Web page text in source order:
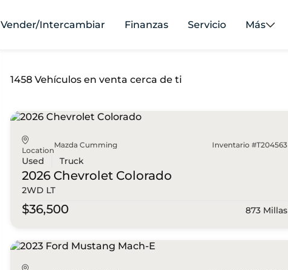
Vender/Intercambiar Finanzas Servicio Más
1458 Vehículos en venta cerca de ti
Location
Mazda Cumming Inventario #T204563
Used Truck
2026 Chevrolet Colorado
2WD LT
$36,500 873 Millas